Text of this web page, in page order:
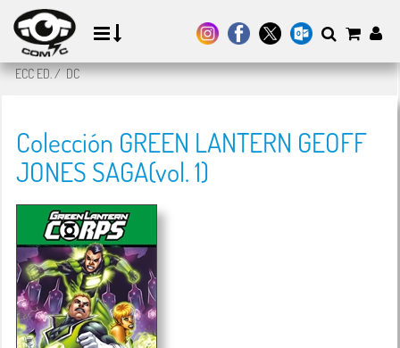
ECC ED./DC
Colección GREEN LANTERN GEOFF
JONES SAGA(vol. 1)